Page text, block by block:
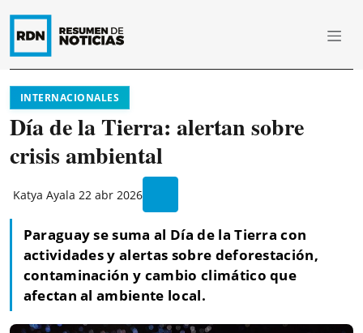
INTERNACIONALES
Día de la Tierra: alertan sobre
crisis ambiental
Katya Ayala 22 abr 2026
Paraguay se suma al Día de la Tierra con
actividades y alertas sobre deforestación,
contaminación y cambio climático que
afectan al ambiente local.